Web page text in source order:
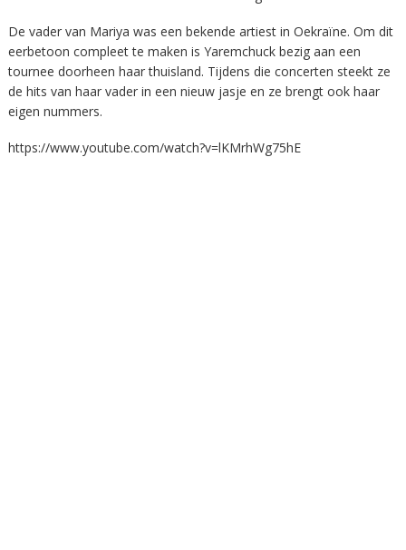
De vader van Mariya was een bekende artiest in Oekraïne. Om dit
eerbetoon compleet te maken is Yaremchuck bezig aan een
tournee doorheen haar thuisland. Tijdens die concerten steekt ze
de hits van haar vader in een nieuw jasje en ze brengt ook haar
eigen nummers.
https://www.youtube.com/watch?v=lKMrhWg75hE